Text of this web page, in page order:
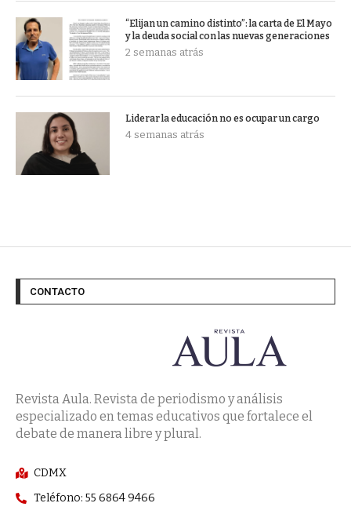
“Elijan un camino distinto”: la carta de El Mayo
y la deuda social con las nuevas generaciones
2 semanas atrás
Liderar la educación no es ocupar un cargo
4 semanas atrás
CONTACTO
Revista Aula. Revista de periodismo y análisis
especializado en temas educativos que fortalece el
debate de manera libre y plural.
CDMX
Teléfono: 55 6864 9466